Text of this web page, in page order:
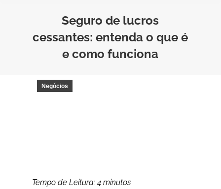
Seguro de lucros
cessantes: entenda o que é
e como funciona
Negócios
Tempo de Leitura:4 minutos